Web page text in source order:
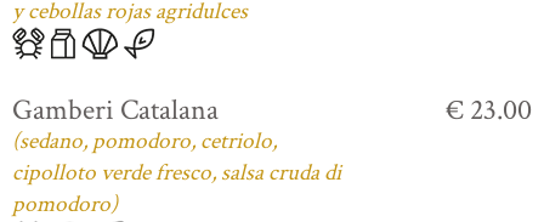
y cebollas rojas agridulces
Gamberi Catalana
(sedano, pomodoro, cetriolo,
cipolloto verde fresco, salsa cruda di
pomodoro)
€ 23.00